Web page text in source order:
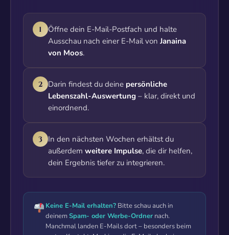
1
Öffne dein E-Mail-Postfach und halte
Ausschau nach einer E-Mail von Janaina
von Moos.
2 Darin findest du deine persönliche
Lebenszahl-Auswertung – klar, direkt und
einordnend.
3
In den nächsten Wochen erhältst du
außerdem weitere Impulse, die dir helfen,
dein Ergebnis tiefer zu integrieren.
Keine E-Mail erhalten?Bitte schau auch in
deinemSpam- oder Werbe-Ordnernach.
Manchmal landen E-Mails dort – besonders beim